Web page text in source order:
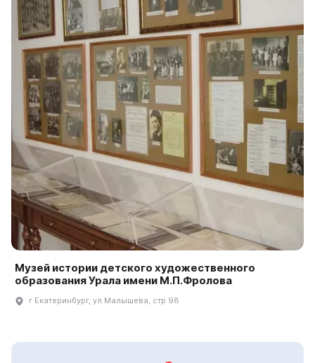
Музей истории детского художественного
образования Урала имени М.П.Фролова
г Екатеринбург, ул Малышева, стр 98